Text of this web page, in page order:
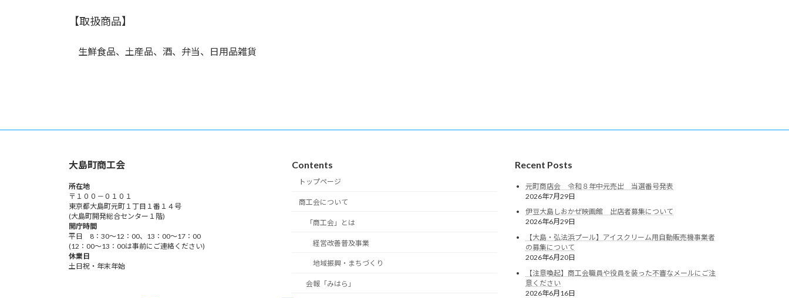
【取扱商品】
生鮮食品、土産品、酒、弁当、日用品雑貨
大島町商工会
所在地
〒１００－０１０１
東京都大島町元町１丁目１番１４号
(大島町開発総合センター１階)
開庁時間
平日 8：30～12：00、13：00～17：00
(12：00～13：00は事前にご連絡ください)
休業日
土日祝・年末年始
Contents
トップページ
商工会について
「商工会」とは
経営改善普及事業
地域振興・まちづくり
会報「みはら」
Recent Posts
元町商店会 令和８年中元売出 当選番号発表
2026年7月29日
伊豆大島しおかぜ映画館 出店者募集について
2026年6月29日
【大島・弘法浜プール】アイスクリーム用自動販売機事業者
の募集について
2026年6月20日
【注意喚起】商工会職員や役員を装った不審なメールにご注
意ください
2026年6月16日